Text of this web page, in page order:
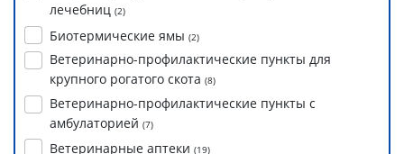
лечебниц (2)
Биотермические ямы (2)
Ветеринарно-профилактические пункты для
крупного рогатого скота (8)
Ветеринарно-профилактические пункты с
амбулаторией (7)
Ветеринарные аптеки (19)